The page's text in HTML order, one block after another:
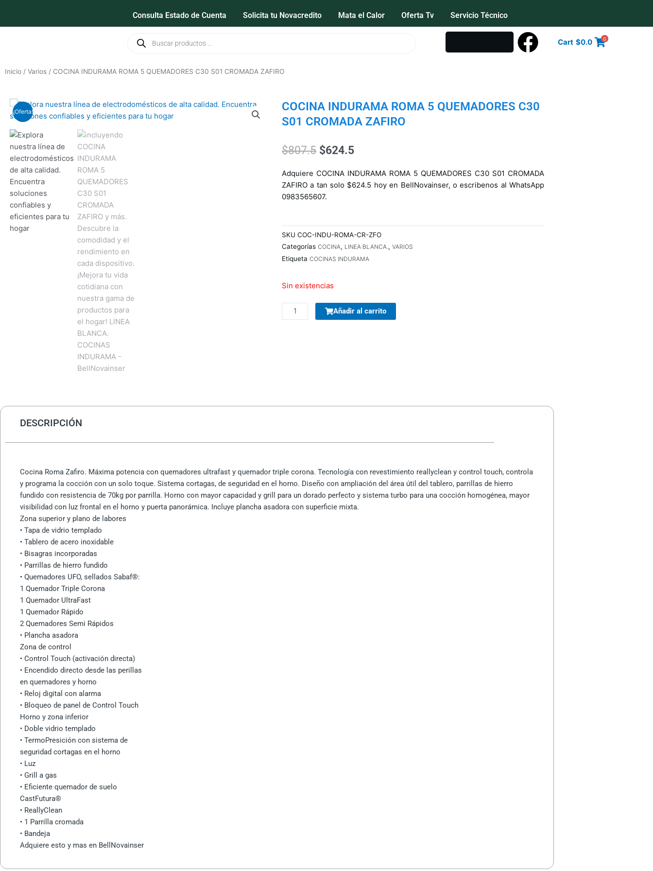
contenido
Consulta Estado de Cuenta Solicita tu Novacredito Mata el Calor Oferta Tv Servicio Técnico
productos
Cart $0.0 0
Inicio / Varios / COCINA INDURAMA ROMA 5 QUEMADORES C30 S01 CROMADA ZAFIRO
¡Oferta!
COCINA INDURAMA ROMA 5 QUEMADORES C30
S01 CROMADA ZAFIRO
$807.5 El
original
era:
$807.5.
$624.5El
actual
es:
Adquiere COCINA INDURAMA ROMA 5 QUEMADORES C30 S01 CROMADA
ZAFIRO a tan solo $624.5 hoy en BellNovainser, o escribenos al WhatsApp
0983565607.
SKU COC-INDU-ROMA-CR-ZFO
Categorías COCINA, LINEA BLANCA., VARIOS
Etiqueta COCINAS INDURAMA
Sin existencias
PARLANTES
WOOU
Añadir al carrito
DESCRIPCIÓN
Cocina Roma Zafiro. Máxima potencia con quemadores ultrafast y quemador triple corona. Tecnología con revestimiento reallyclean y control touch, controla
y programa la cocción con un solo toque. Sistema cortagas, de seguridad en el horno. Diseño con ampliación del área útil del tablero, parrillas de hierro
fundido con resistencia de 70kg por parrilla. Horno con mayor capacidad y grill para un dorado perfecto y sistema turbo para una cocción homogénea, mayor
visibilidad con luz frontal en el horno y puerta panorámica. Incluye plancha asadora con superficie mixta.
Zona superior y plano de labores
• Tapa de vidrio templado
• Tablero de acero inoxidable
• Bisagras incorporadas
• Parrillas de hierro fundido
• Quemadores UFO, sellados Sabaf®:
1 Quemador Triple Corona
1 Quemador UltraFast
1 Quemador Rápido
2 Quemadores Semi Rápidos
• Plancha asadora
Zona de control
• Control Touch (activación directa)
• Encendido directo desde las perillas
en quemadores y horno
• Reloj digital con alarma
• Bloqueo de panel de Control Touch
Horno y zona inferior
• Doble vidrio templado
• TermoPresición con sistema de
seguridad cortagas en el horno
• Luz
• Grill a gas
• Eficiente quemador de suelo
CastFutura®
• ReallyClean
• 1 Parrilla cromada
• Bandeja
Adquiere esto y mas en BellNovainser